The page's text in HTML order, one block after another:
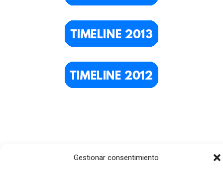
Gestionar consentimiento